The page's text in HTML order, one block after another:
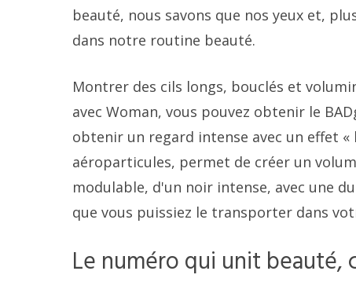
beauté, nous savons que nos yeux et,
dans notre routine beauté.
Montrer des cils longs, bouclés et
avec Woman, vous pouvez obtenir le
obtenir un regard intense avec un effet
aéroparticules, permet de créer un
modulable, d'un noir intense, avec une
que vous puissiez le transporter dans
Le numéro qui unit beauté,